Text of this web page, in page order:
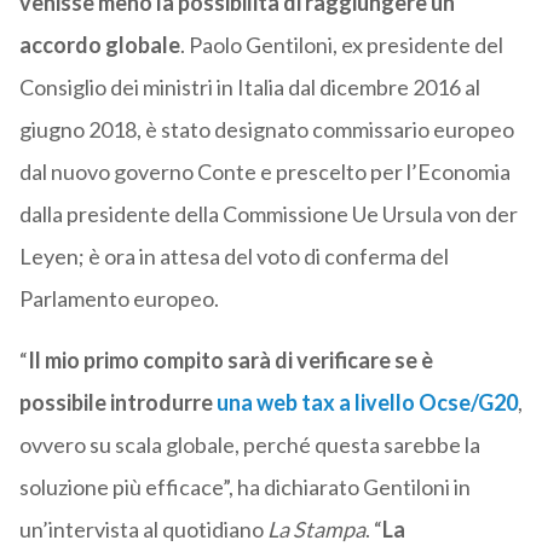
accordo globale. Paolo Gentiloni, ex presidente del
Consiglio dei ministri in Italia dal dicembre 2016 al
giugno 2018, è stato designato commissario europeo
dal nuovo governo Conte e prescelto per l’Economia
dalla presidente della Commissione Ue Ursula von der
Leyen; è ora in attesa del voto di conferma del
Parlamento europeo.
“Il mio primo compito sarà di verificare se è
possibile introdurreuna web tax a livello Ocse/G20,
ovvero su scala globale, perché questa sarebbe la
soluzione più efficace”, ha dichiarato Gentiloni in
un’intervista al quotidianoLa Stampa. “La